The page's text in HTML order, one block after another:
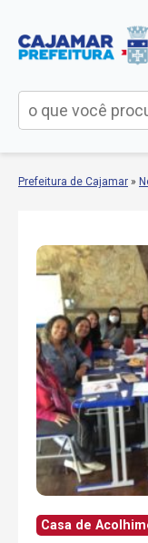
Prefeitura de Cajamar »
Casa de